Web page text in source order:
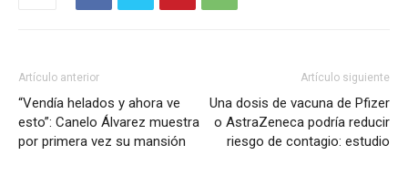
Artículo anterior
“Vendía helados y ahora ve
esto”: Canelo Álvarez muestra
por primera vez su mansión
Artículo siguiente
Una dosis de vacuna de Pfizer
o AstraZeneca podría reducir
riesgo de contagio: estudio